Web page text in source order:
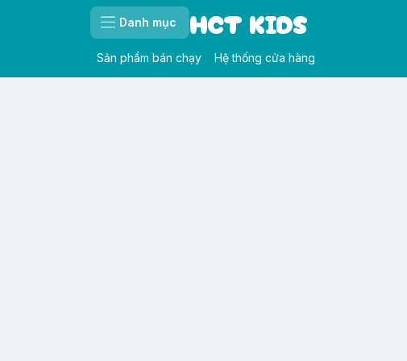
Danh mục HCT KIDS
Sản phẩm bán chạy Hệ thống cửa hàng